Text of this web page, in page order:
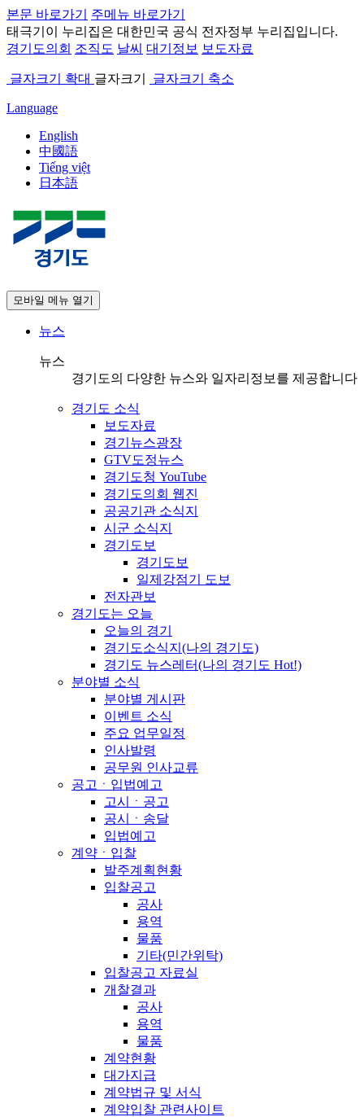
본문 바로가기
주메뉴 바로가기
태극기 이 누리집은 대한민국 공식 전자정부 누리집입니다.
경기도의회 조직도 날씨 대기정보 보도자료
글자크기 확대 글자크기 글자크기 축소
Language
English
中國語
Tiếng việt
日本語
모바일 메뉴 열기
뉴스
뉴스
경기도의 다양한 뉴스와 일자리정보를 제공합니다
경기도 소식
보도자료
경기뉴스광장
GTV도정뉴스
경기도청 YouTube
경기도의회 웹진
공공기관 소식지
시군 소식지
경기도보
경기도보
일제강점기 도보
전자관보
경기도는 오늘
오늘의 경기
경기도소식지(나의 경기도)
경기도 뉴스레터(나의 경기도 Hot!)
분야별 소식
분야별 게시판
이벤트 소식
주요 업무일정
인사발령
공무원 인사교류
공고ㆍ입법예고
고시ㆍ공고
공시ㆍ송달
입법예고
계약ㆍ입찰
발주계획현황
입찰공고
공사
용역
물품
기타(민간위탁)
입찰공고 자료실
개찰결과
공사
용역
물품
계약현황
대가지급
계약법규 및 서식
계약입찰 관련사이트